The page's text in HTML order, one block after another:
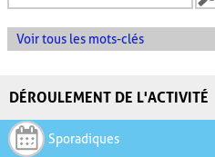
Voir tous les mots-clés
DÉROULEMENT DE L'ACTIVITÉ
Sporadiques